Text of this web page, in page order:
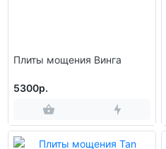
Плиты мощения Винга
5300р.